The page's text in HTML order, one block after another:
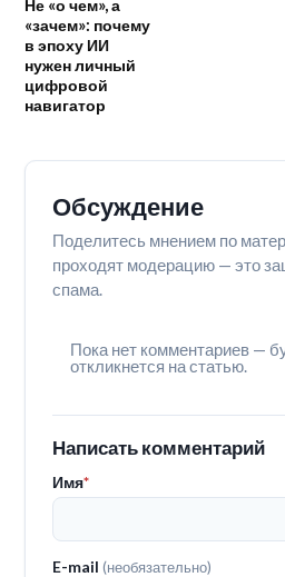
Не «о чем», а
«зачем»: почему
в эпоху ИИ
нужен личный
цифровой
навигатор
Обсуждение
Поделитесь мнением по
проходят модерацию — это
спама.
Пока нет комментариев —
откликнется на статью.
Написать комментарий
Имя*
E-mail(необязательно)